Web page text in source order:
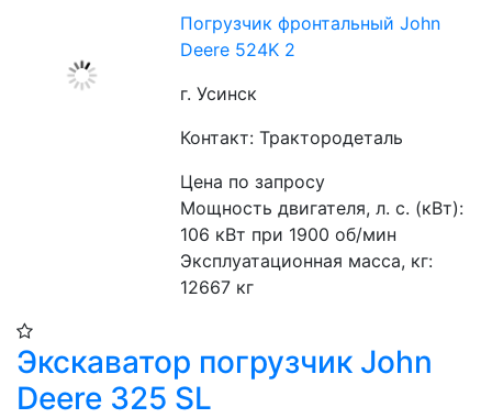
Погрузчик фронтальный John
Deere 524K 2
г. Усинск
Контакт: Трактородеталь
Цена по запросу
Мощность двигателя, л. с. (кВт):
106 кВт при 1900 об/мин
Эксплуатационная масса, кг:
12667 кг
Экскаватор погрузчик John
Deere 325 SL